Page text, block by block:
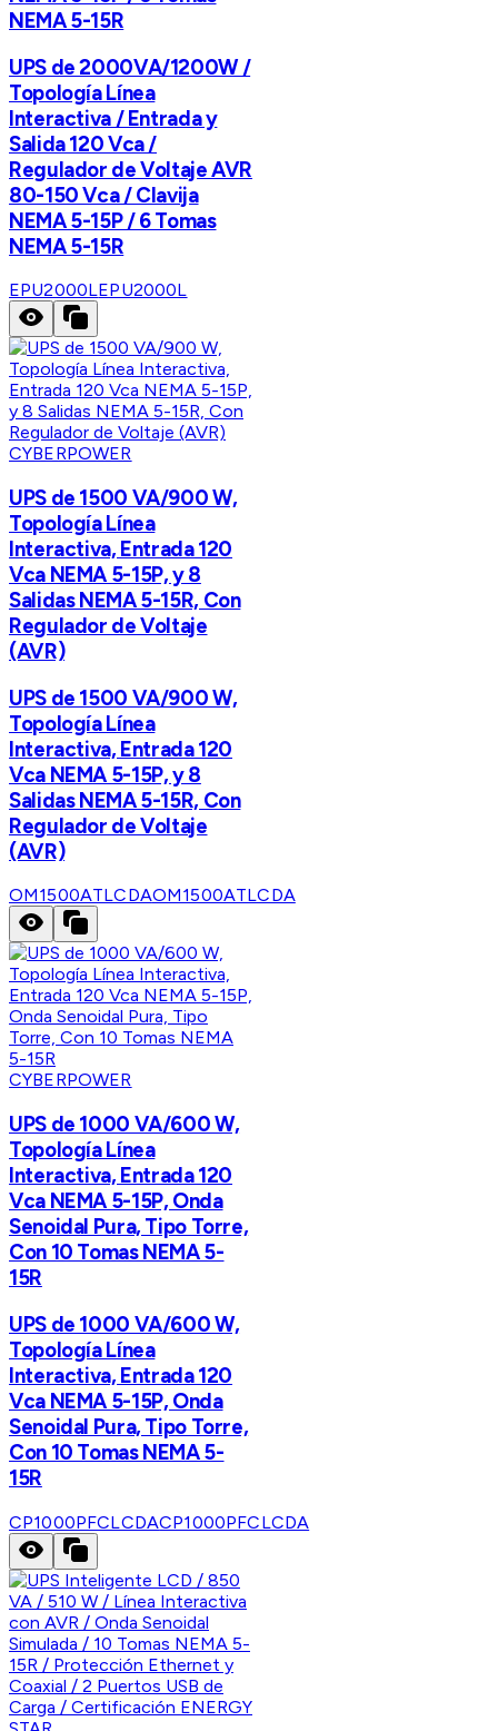
NEMA 5-15R
UPS de 2000VA/1200W /
Topología Línea
Interactiva / Entrada y
Salida 120 Vca /
Regulador de Voltaje AVR
80-150 Vca / Clavija
NEMA 5-15P / 6 Tomas
NEMA 5-15R
EPU2000LEPU2000L
CYBERPOWER
UPS de 1500 VA/900 W,
Topología Línea
Interactiva, Entrada 120
Vca NEMA 5-15P, y 8
Salidas NEMA 5-15R, Con
Regulador de Voltaje
(AVR)
UPS de 1500 VA/900 W,
Topología Línea
Interactiva, Entrada 120
Vca NEMA 5-15P, y 8
Salidas NEMA 5-15R, Con
Regulador de Voltaje
(AVR)
OM1500ATLCDAOM1500ATLCDA
CYBERPOWER
UPS de 1000 VA/600 W,
Topología Línea
Interactiva, Entrada 120
Vca NEMA 5-15P, Onda
Senoidal Pura, Tipo Torre,
Con 10 Tomas NEMA 5-
15R
UPS de 1000 VA/600 W,
Topología Línea
Interactiva, Entrada 120
Vca NEMA 5-15P, Onda
Senoidal Pura, Tipo Torre,
Con 10 Tomas NEMA 5-
15R
CP1000PFCLCDACP1000PFCLCDA